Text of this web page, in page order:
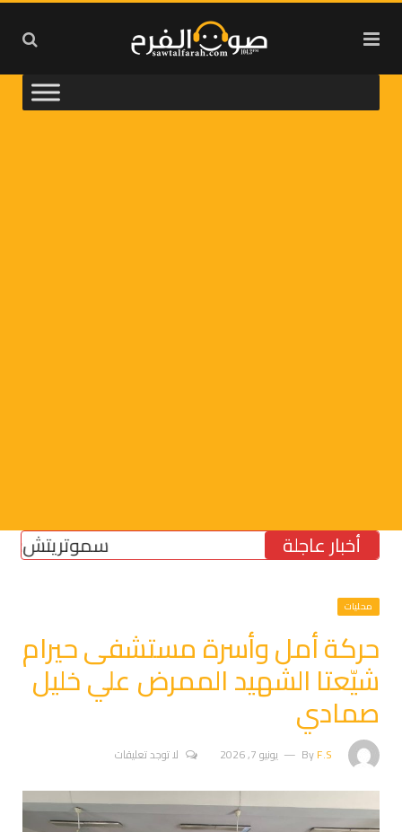
أخبار عاجلة سموتريتش: بقاء
محليات
حركة أمل وأسرة مستشفى حيرام
شيّعتا الشهيد الممرض علي خليل
صمادي
ByF.S يونيو 7, 2026 لا توجد تعليقات